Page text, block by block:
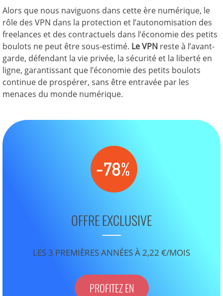
Alors que nous naviguons dans cette ère numérique, le
rôle des VPN dans la protection et l’autonomisation des
freelances et des contractuels dans l’économie des petits
boulots ne peut être sous-estimé. Le VPN reste à l’avant-
garde, défendant la vie privée, la sécurité et la liberté en
ligne, garantissant que l’économie des petits boulots
continue de prospérer, sans être entravée par les
menaces du monde numérique.
OFFRE EXCLUSIVE
LES 3 PREMIÈRES ANNÉES À 2,22 €/MOIS
PROFITEZ EN